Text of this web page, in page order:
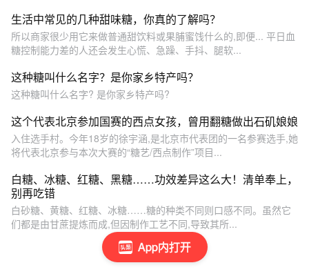
App内打开
​生活中常见的几种甜味糖，你真的了解吗？
所以商家很少用它来做普通甜饮料或果脯蜜饯什么的,即便... 平日血
糖控制能力差的人还会发生心慌、急躁、手抖、腿软...
这种糖叫什么名字？是你家乡特产吗？
这种糖叫什么名字? 是你家乡特产吗?
这个代表北京参加国赛的西点女孩，曾用翻糖做出石矶娘娘
入住选手村。今年18岁的徐宇涵,是北京市代表团的一名参赛选手,她
将代表北京参与本次大赛的“糖艺/西点制作”项目...
白糖、冰糖、红糖、黑糖……功效差异这么大！清单奉上，
别再吃错
白砂糖、黄糖、红糖、冰糖……糖的种类不同则口感不同。虽然它
们都是由甘蔗提炼而成,但因制作工艺不同,导致其所...